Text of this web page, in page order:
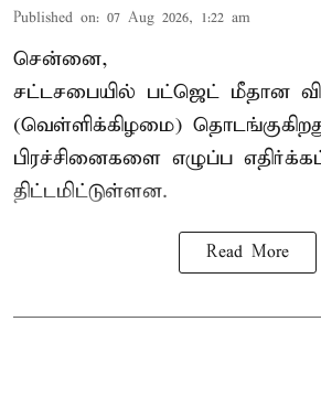
Published on: 07 Aug 2026, 1:22 am
சென்னை,
சட்டசபையில் பட்ஜெட் மீதான
(வெள்ளிக்கிழமை)
பிரச்சினைகளை எழுப்ப
திட்டமிட்டுள்ளன.
Read More